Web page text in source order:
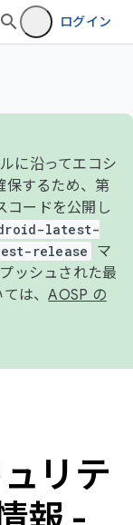
ログイン
に沿ってエコシ
保するため、第
コードを公開し
latest-
release
マ
ッシュされた最
ては、AOSP の
リテ